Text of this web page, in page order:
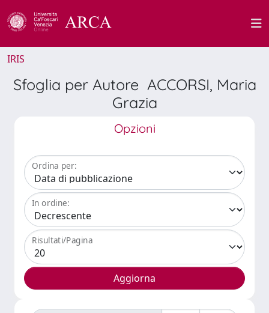
IRIS
Sfoglia per Autore ACCORSI, Maria
Grazia
Opzioni
Ordina per:
In ordine:
Risultati/Pagina